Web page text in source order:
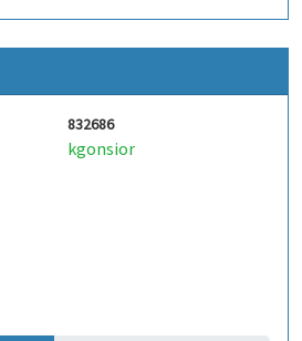
832686
kgonsior